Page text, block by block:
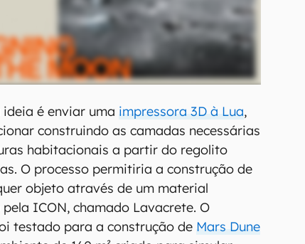
ideia é enviar uma impressora 3D à Lua,
construindo as camadas necessárias
habitacionais a partir do regolito
O processo permitiria a construção de
objeto através de um material
ICON, chamado Lavacrete. O
testado para a construção de Mars Dune